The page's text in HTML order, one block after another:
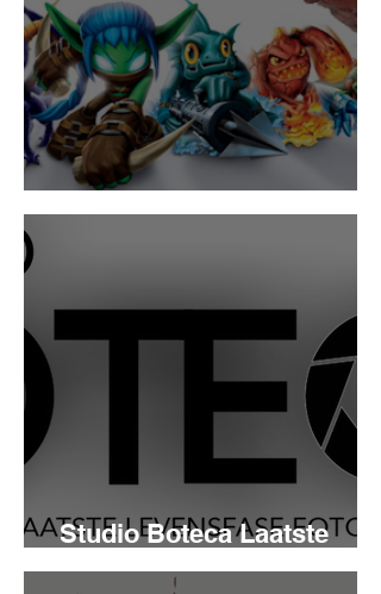
Erwin's Hobby Hoek
Studio Boteca Laatste
levensfase fotografie